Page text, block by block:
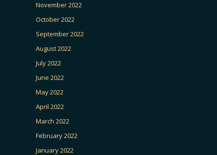
November 2022
October 2022
September 2022
August 2022
July 2022
June 2022
May 2022
April 2022
March 2022
February 2022
January 2022